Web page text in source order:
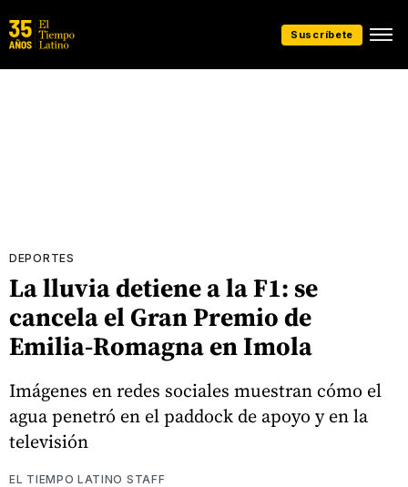
Suscríbete
DEPORTES
La lluvia detiene a la F1: se
cancela el Gran Premio de
Emilia-Romagna en Imola
Imágenes en redes sociales muestran cómo el
agua penetró en el paddock de apoyo y en la
televisión
EL TIEMPO LATINO STAFF